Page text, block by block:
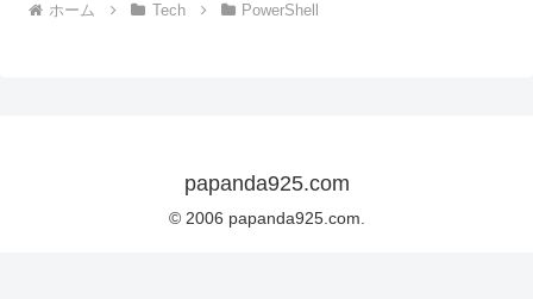
ホーム Tech PowerShell
papanda925.com
© 2006 papanda925.com.